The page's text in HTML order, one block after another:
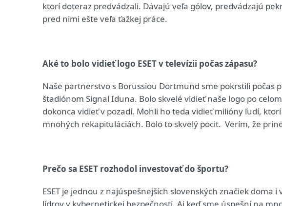
ktorí doteraz predvádzali. Dávajú veľa gólov, predvádzajú
pred nimi ešte veľa ťažkej práce.
Aké to bolo vidieť logo ESET v televízii počas zápasu?
Naše partnerstvo s Borussiou Dortmund sme pokrstili počas
štadiónom Signal Iduna. Bolo skvelé vidieť naše logo po
dokonca vidieť v pozadí. Mohli ho teda vidieť milióny ľudí,
mnohých rekapituláciách. Bolo to skvelý pocit. Verím, že
Prečo sa ESET rozhodol investovať do športu?
ESET je jednou z najúspešnejších slovenských značiek doma